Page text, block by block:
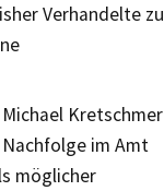
Verhandelte zu
Kretschmer
im Amt
möglicher